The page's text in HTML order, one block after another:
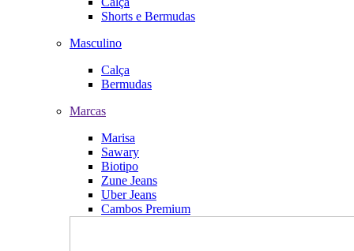
Shorts e Bermudas
Masculino
Calça
Bermudas
Marcas
Marisa
Sawary
Biotipo
Zune Jeans
Uber Jeans
Cambos Premium